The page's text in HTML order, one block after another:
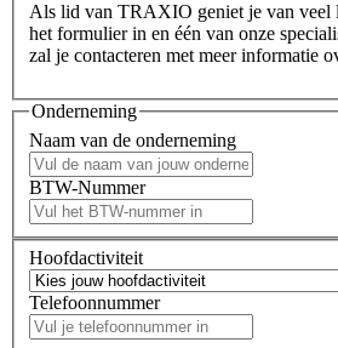
Als lid van TRAXIO geniet je van veel
het formulier in en één van onze
zal je contacteren met meer informatie
Onderneming
Naam van de onderneming
BTW-Nummer
Hoofdactiviteit
Telefoonnummer